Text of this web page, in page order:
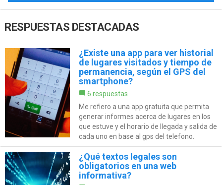
RESPUESTAS DESTACADAS
¿Existe una app para ver historial
de lugares visitados y tiempo de
permanencia, según el GPS del
smartphone?
6 respuestas
Me refiero a una app gratuita que permita
generar informes acerca de lugares en los
que estuve y el horario de llegada y salida de
cada uno en base al gps del telefono.
¿Qué textos legales son
obligatorios en una web
informativa?